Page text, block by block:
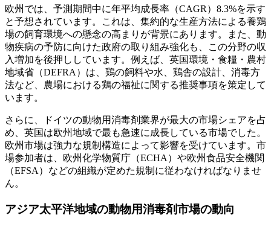
欧州では、予測期間中に年平均成長率（CAGR）8.3%を示す
と予想されています。これは、集約的な生産方法による養鶏
場の飼育環境への懸念の高まりが背景にあります。また、動
物疾病の予防に向けた政府の取り組み強化も、この分野の収
入増加を後押ししています。例えば、英国環境・食糧・農村
地域省（DEFRA）は、鶏の飼料や水、鶏舎の設計、消毒方
法など、農場における鶏の福祉に関する推奨事項を策定して
います。
さらに、ドイツの動物用消毒剤業界が最大の市場シェアを占
め、英国は欧州地域で最も急速に成長している市場でした。
欧州市場は強力な規制構造によって影響を受けています。市
場参加者は、欧州化学物質庁（ECHA）や欧州食品安全機関
（EFSA）などの組織が定めた規制に従わなければなりませ
ん。
アジア太平洋地域の動物用消毒剤市場の動向